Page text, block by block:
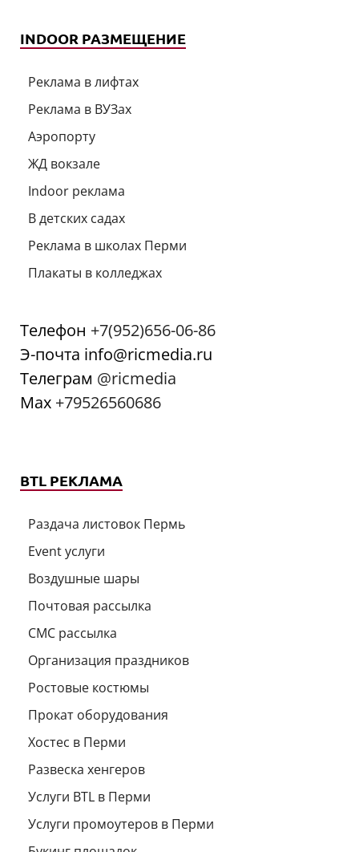
INDOOR РАЗМЕЩЕНИЕ
Реклама в лифтах
Реклама в ВУЗах
Аэропорту
ЖД вокзале
Indoor реклама
В детских садах
Реклама в школах Перми
Плакаты в колледжах
Телефон +7(952)656-06-86
Э-почта info@ricmedia.ru
Телеграм @ricmedia
Мах +79526560686
BTL РЕКЛАМА
Раздача листовок Пермь
Event услуги
Воздушные шары
Почтовая рассылка
СМС рассылка
Организация праздников
Ростовые костюмы
Прокат оборудования
Хостес в Перми
Развеска хенгеров
Услуги BTL в Перми
Услуги промоутеров в Перми